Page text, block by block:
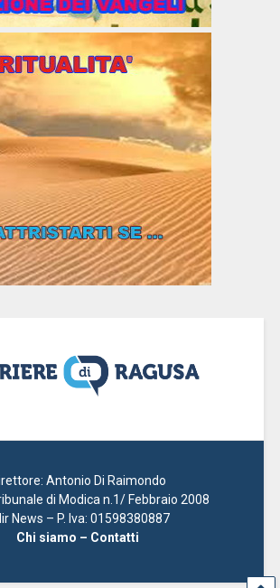
Antonio Di Raimondo
di Modica n.1/ Febbraio 2008
News – P. Iva: 01598380887
Chi siamo – Contatti